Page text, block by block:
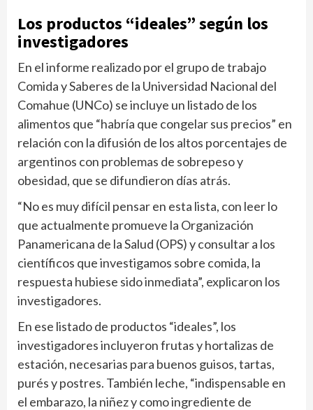
Los productos “ideales” según los
investigadores
En el informe realizado por el grupo de trabajo
Comida y Saberes de la Universidad Nacional del
Comahue (UNCo) se incluye un listado de los
alimentos que “habría que congelar sus precios” en
relación con la difusión de los altos porcentajes de
argentinos con problemas de sobrepeso y
obesidad, que se difundieron días atrás.
“No es muy difícil pensar en esta lista, con leer lo
que actualmente promueve la Organización
Panamericana de la Salud (OPS) y consultar a los
científicos que investigamos sobre comida, la
respuesta hubiese sido inmediata”, explicaron los
investigadores.
En ese listado de productos “ideales”, los
investigadores incluyeron frutas y hortalizas de
estación, necesarias para buenos guisos, tartas,
purés y postres. También leche, “indispensable en
el embarazo, la niñez y como ingrediente de